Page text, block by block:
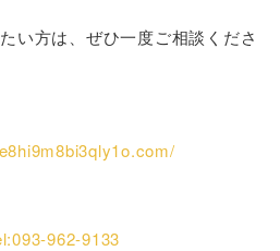
い方は、ぜひ一度ご相談くださ
962-9133